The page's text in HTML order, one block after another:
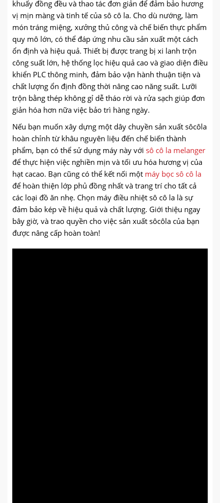
khuấy đồng đều và thao tác đơn giản để đảm bảo hương
vị mịn màng và tinh tế của sô cô la. Cho dù nướng, làm
món tráng miệng, xưởng thủ công và chế biến thực phẩm
quy mô lớn, có thể đáp ứng nhu cầu sản xuất một cách
ổn định và hiệu quả. Thiết bị được trang bị xi lanh trộn
công suất lớn, hệ thống lọc hiệu quả cao và giao diện điều
khiển PLC thông minh, đảm bảo vận hành thuận tiện và
chất lượng ổn định đồng thời nâng cao năng suất. Lưỡi
trộn bằng thép không gỉ dễ tháo rời và rửa sạch giúp đơn
giản hóa hơn nữa việc bảo trì hàng ngày.
Nếu bạn muốn xây dựng một dây chuyền sản xuất sôcôla
hoàn chỉnh từ khâu nguyên liệu đến chế biến thành
phẩm, bạn có thể sử dụng máy này với sô cô la melanger
để thực hiện việc nghiền mịn và tối ưu hóa hương vị của
hạt cacao. Bạn cũng có thể kết nối một máy bọc sô cô la
để hoàn thiện lớp phủ đồng nhất và trang trí cho tất cả
các loại đồ ăn nhẹ. Chọn máy điều nhiệt sô cô la là sự
đảm bảo kép về hiệu quả và chất lượng. Giới thiệu ngay
bây giờ, và trao quyền cho việc sản xuất sôcôla của bạn
được nâng cấp hoàn toàn!